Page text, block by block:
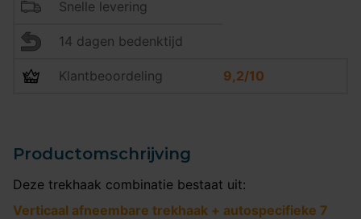
Snelle levering
14 dagen bedenktijd
Klantbeoordeling 9,2/10
Productomschrijving
Deze trekhaak combinatie bestaat uit:
Verticaal afneembare trekhaak + autospecifieke 7